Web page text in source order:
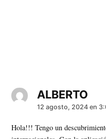
ALBERTOdice:
12 agosto, 2024 en
Hola!!! Tengo un